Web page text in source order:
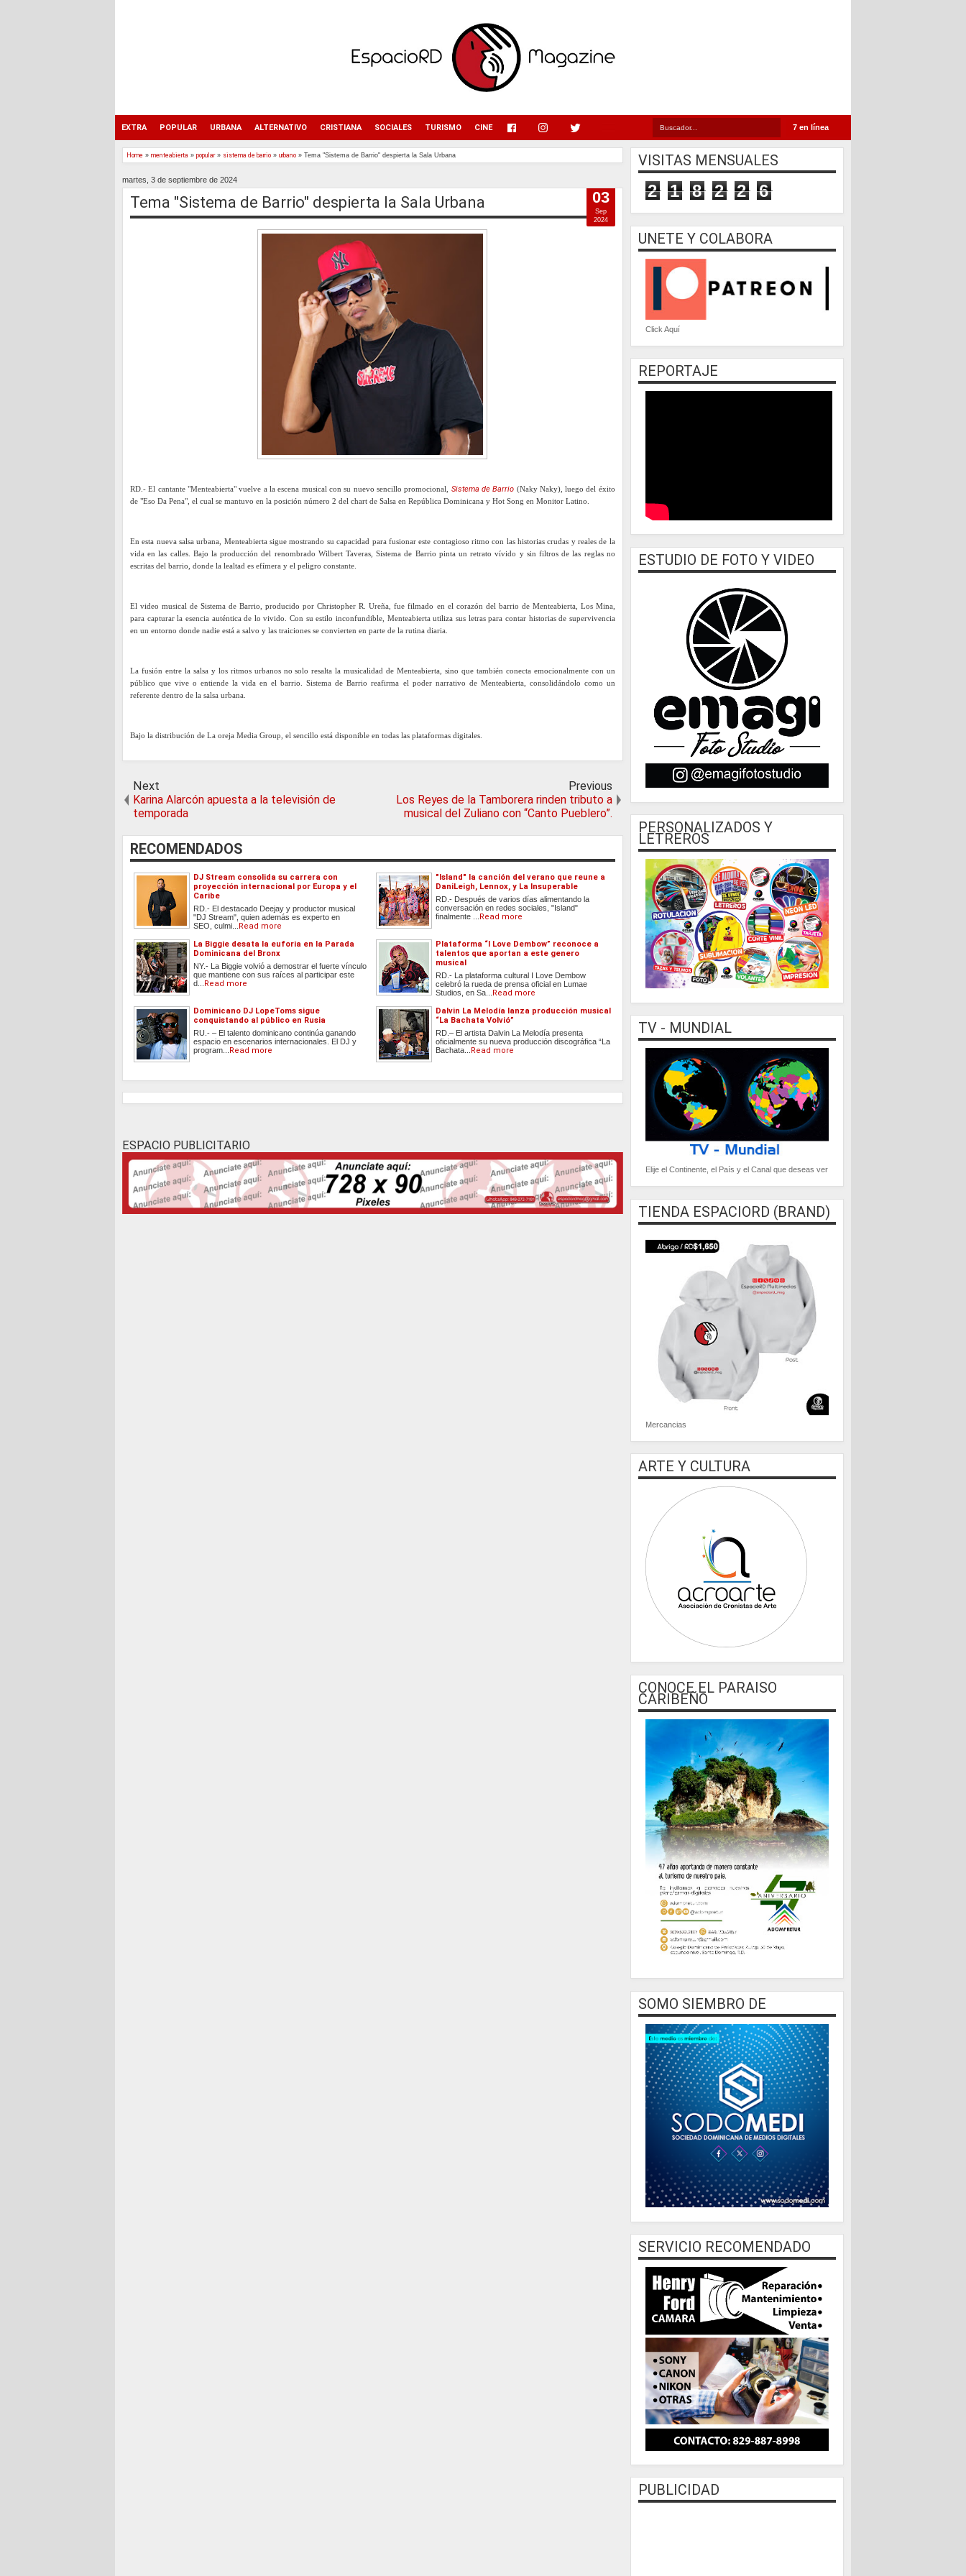
7 en línea
EXTRA POPULAR URBANA ALTERNATIVO CRISTIANA SOCIALES TURISMO CINE
Home » menteabierta » popular» sistema de barrio » urbano » Tema "Sistema de Barrio" despierta la Sala Urbana
martes, 3 de septiembre de 2024
Tema "Sistema de Barrio" despierta la Sala Urbana
RD.- El cantante "Menteabierta" vuelve a la escena musical con su nuevo sencillo promocional, Sistema de Barrio (Naky Naky), luego del éxito
de "Eso Da Pena", el cual se mantuvo en la posición número 2 del chart de Salsa en República Dominicana y Hot Song en Monitor Latino.
En esta nueva salsa urbana, Menteabierta sigue mostrando su capacidad para fusionar este contagioso ritmo con las historias crudas y reales de la
vida en las calles. Bajo la producción del renombrado Wilbert Taveras, Sistema de Barrio pinta un retrato vívido y sin filtros de las reglas no
escritas del barrio, donde la lealtad es efímera y el peligro constante.
El video musical de Sistema de Barrio, producido por Christopher R. Ureña, fue filmado en el corazón del barrio de Menteabierta, Los Mina,
para capturar la esencia auténtica de lo vivido. Con su estilo inconfundible, Menteabierta utiliza sus letras para contar historias de supervivencia
en un entorno donde nadie está a salvo y las traiciones se convierten en parte de la rutina diaria.
La fusión entre la salsa y los ritmos urbanos no solo resalta la musicalidad de Menteabierta, sino que también conecta emocionalmente con un
público que vive o entiende la vida en el barrio. Sistema de Barrio reafirma el poder narrativo de Menteabierta, consolidándolo como un
referente dentro de la salsa urbana.
Bajo la distribución de La oreja Media Group, el sencillo está disponible en todas las plataformas digitales.
03
Sep
2024
Next
Karina Alarcón apuesta a la televisión de
temporada
Previous
Los Reyes de la Tamborera rinden tributo a
musical del Zuliano con “Canto Pueblero”.
RECOMENDADOS
DJ Stream consolida su carrera con
proyección internacional por Europa y el
Caribe
RD.- El destacado Deejay y productor musical
"DJ Stream", quien además es experto en
SEO, culmi... Read more
"Island" la canción del verano que reune a
DaniLeigh, Lennox, y La Insuperable
RD.- Después de varios días alimentando la
conversación en redes sociales, "Island"
finalmente ... Read more
La Biggie desata la euforia en la Parada
Dominicana del Bronx
NY.- La Biggie volvió a demostrar el fuerte vínculo
que mantiene con sus raíces al participar este
d... Read more
Plataforma “I Love Dembow” reconoce a
talentos que aportan a este genero
musical
RD.- La plataforma cultural I Love Dembow
celebró la rueda de prensa oficial en Lumae
Studios, en Sa... Read more
Dominicano DJ LopeToms sigue
conquistando al público en Rusia
RU.- – El talento dominicano continúa ganando
espacio en escenarios internacionales. El DJ y
program... Read more
Dalvin La Melodía lanza producción musical
“La Bachata Volvió”
RD.– El artista Dalvin La Melodía presenta
oficialmente su nueva producción discográfica “La
Bachata... Read more
ESPACIO PUBLICITARIO
VISITAS MENSUALES
2 1 8 2 2 6
UNETE Y COLABORA
Click Aquí
REPORTAJE
ESTUDIO DE FOTO Y VIDEO
PERSONALIZADOS Y
LETREROS
TV - MUNDIAL
Elije el Continente, el País y el Canal que deseas ver
TIENDA ESPACIORD (BRAND)
Mercancias
ARTE Y CULTURA
CONOCE EL PARAISO
CARIBEÑO
SOMO SIEMBRO DE
SERVICIO RECOMENDADO
PUBLICIDAD